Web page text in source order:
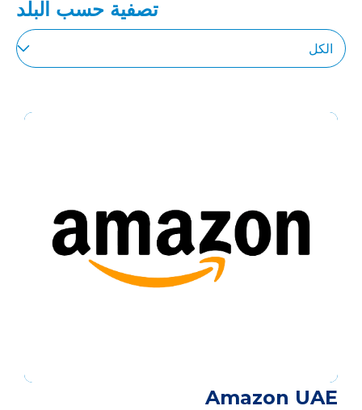
تصفية حسب البلد
Amazon UAE